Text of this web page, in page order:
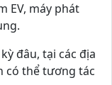
EV, máy phát
đâu, tại các địa
có thể tương tác